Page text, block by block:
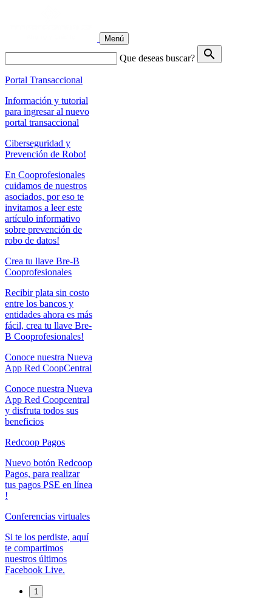
Menú
Que deseas buscar? search
Portal Transaccional
Información y tutorial
para ingresar al nuevo
portal transaccional
Ciberseguridad y
Prevención de Robo!
En Cooprofesionales
cuidamos de nuestros
asociados, por eso te
invitamos a leer este
artículo informativo
sobre prevención de
robo de datos!
Crea tu llave Bre-B
Cooprofesionales
Recibir plata sin costo
entre los bancos y
entidades ahora es más
fácil, crea tu llave Bre-
B Cooprofesionales!
Conoce nuestra Nueva
App Red CoopCentral
Conoce nuestra Nueva
App Red Coopcentral
y disfruta todos sus
beneficios
Redcoop Pagos
Nuevo botón Redcoop
Pagos, para realizar
tus pagos PSE en línea
!
Conferencias virtuales
Si te los perdiste, aquí
te compartimos
nuestros últimos
Facebook Live.
1